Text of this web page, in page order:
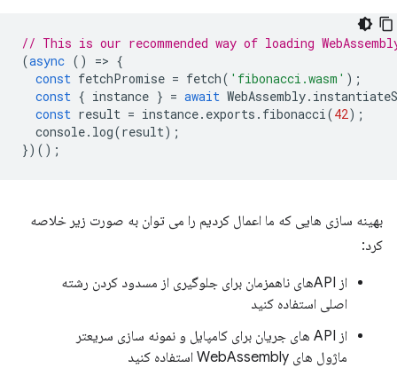
// This is our recommended way of loading
(async () => {
const fetchPromise = fetch( 'fibonacci.wasm' );
const { instance } = await WebAssembly.
const result = instance. exports . fibonacci(42);
console. log(result);
})();
بهینه سازی هایی که ما اعمال کردیم را می توان به صورت زیر خلاصه
کرد:
از APIهای ناهمزمان برای جلوگیری از مسدود کردن رشته
اصلی استفاده کنید
از API های جریان برای کامپایل و نمونه سازی سریعتر
ماژول های WebAssembly استفاده کنید